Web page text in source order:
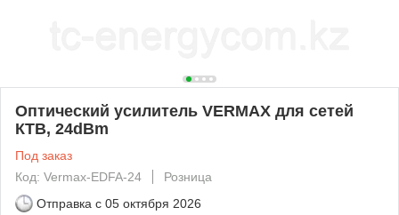
Оптический усилитель VERMAX для сетей
КТВ, 24dBm
Под заказ
Код: Vermax-EDFA-24
Розница
Отправка с 05 октября 2026